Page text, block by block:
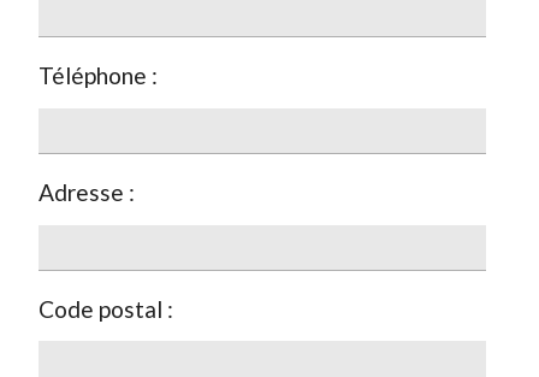
Téléphone :
Adresse :
Code postal :